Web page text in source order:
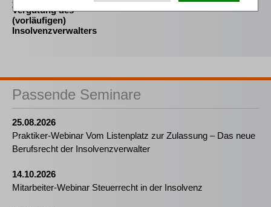
Vergütung des
(vorläufigen)
Insolvenzverwalters
Passende Seminare
25.08.2026
Praktiker-Webinar Vom Listenplatz zur Zulassung – Das neue
Berufsrecht der Insolvenzverwalter
14.10.2026
Mitarbeiter-Webinar Steuerrecht in der Insolvenz